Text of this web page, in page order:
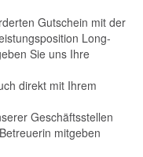
Gutschein mit der
Long-
Sie uns Ihre
direkt mit Ihrem
Geschäftsstellen
mitgeben